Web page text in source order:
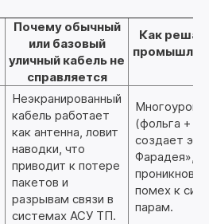
Почему обычный
или базовый
уличный кабель не
справляется
Как
Неэкранированный
кабель работает
как антенна, ловит
наводки, что
приводит к потере
пакетов и
разрывам связи в
системах АСУ ТП.
(фольга +
создает
Фарадея»,
помех к
парам.